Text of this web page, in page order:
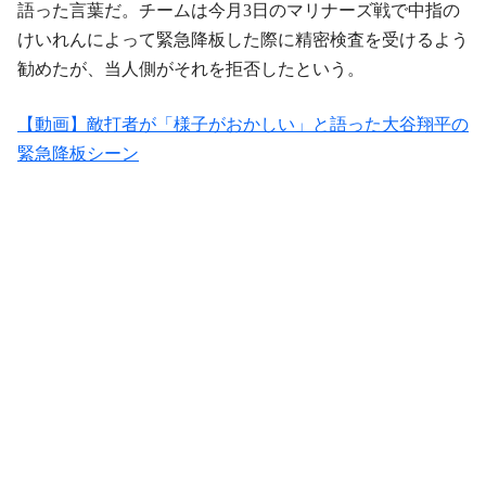
語った言葉だ。チームは今月3日のマリナーズ戦で中指の
けいれんによって緊急降板した際に精密検査を受けるよう
勧めたが、当人側がそれを拒否したという。
【動画】敵打者が「様子がおかしい」と語った大谷翔平の
緊急降板シーン